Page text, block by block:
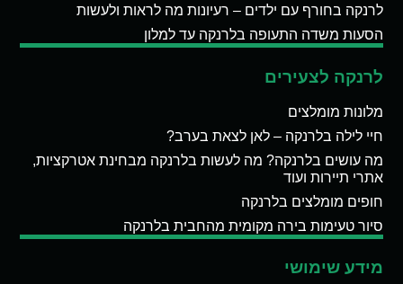
לרנקה בחורף עם ילדים – רעיונות מה לראות ולעשות
הסעות משדה התעופה בלרנקה עד למלון
לרנקה לצעירים
מלונות מומלצים
חיי לילה בלרנקה – לאן לצאת בערב?
מה עושים בלרנקה? מה לעשות בלרנקה מבחינת אטרקציות,
אתרי תיירות ועוד
חופים מומלצים בלרנקה
סיור טעימות בירה מקומית מהחבית בלרנקה
מידע שימושי